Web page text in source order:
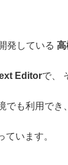
発している 高
Editorで、
でも利用でき
います。